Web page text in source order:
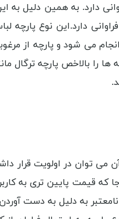
دارد. به همین دلیل به
دارد.این نوع
می شود و پارچه از
را بالاخص پارچه
می توان در اولویت قرار
که قیمت پایین تری به
به دلیل به دست